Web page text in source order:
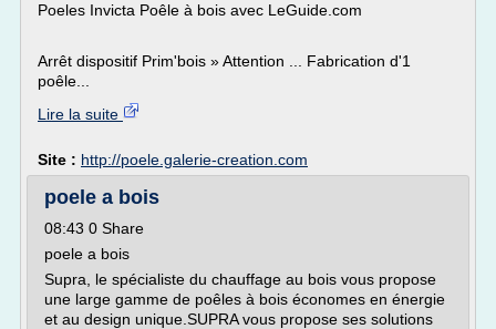
Poeles Invicta Poêle à bois avec LeGuide.com
Arrêt dispositif Prim'bois » Attention ... Fabrication d'1
poêle...
Lire la suite
Site : http://poele.galerie-creation.com
poele a bois
08:43 0 Share
poele a bois
Supra, le spécialiste du chauffage au bois vous propose
une large gamme de poêles à bois économes en énergie
et au design unique.SUPRA vous propose ses solutions